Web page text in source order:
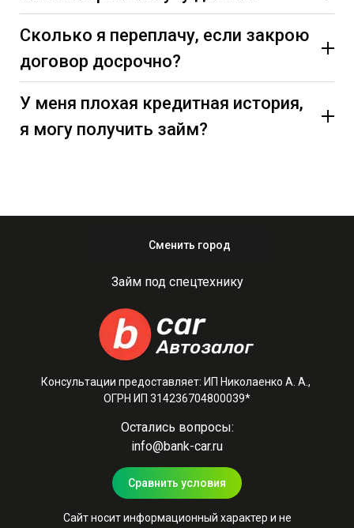
Сколько я переплачу, если закрою
договор досрочно?
У меня плохая кредитная история,
я могу получить займ?
Сменить город
Займ под спецтехнику
Консультации предоставляет: ИП Николаенко А. А.,
ОГРН ИП 314236704800039*
Остались вопросы:
info@bank-car.ru
Сравнить условия
Сайт носит информационный характер и не